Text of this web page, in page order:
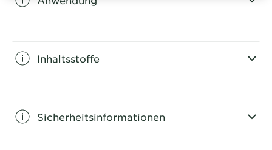
Inhaltsstoffe
Sicherheitsinformationen